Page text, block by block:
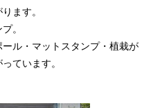
ます。
。
ル・マットスタンプ・植栽が
ています。